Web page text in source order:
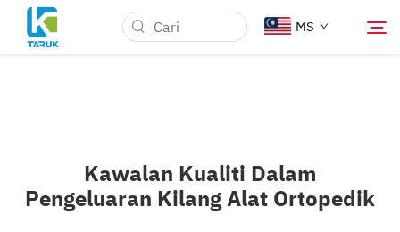
MS
Pasaran Perubatan
Kawalan Kualiti Dalam
Pengeluaran Kilang Alat Ortopedik